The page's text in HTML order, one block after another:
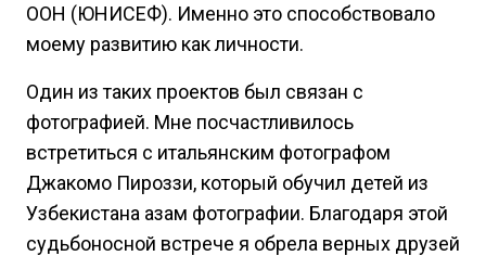
OOН (ЮНИСЕФ). Именно это способствовало
моему развитию как личности.
Один из таких проектов был связан с
фотографией. Мне посчастливилось
встретиться с итальянским фотографом
Джакомо Пироззи, который обучил детей из
Узбекистана азам фотографии. Благодаря этой
судьбоносной встрече я обрела верных друзей